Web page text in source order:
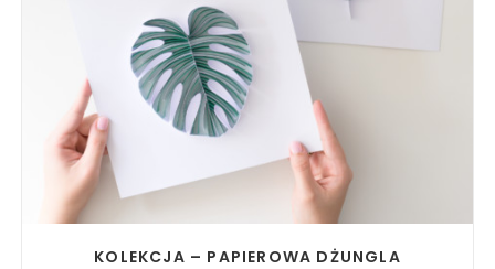
KOLEKCJA – PAPIEROWA DŻUNGLA